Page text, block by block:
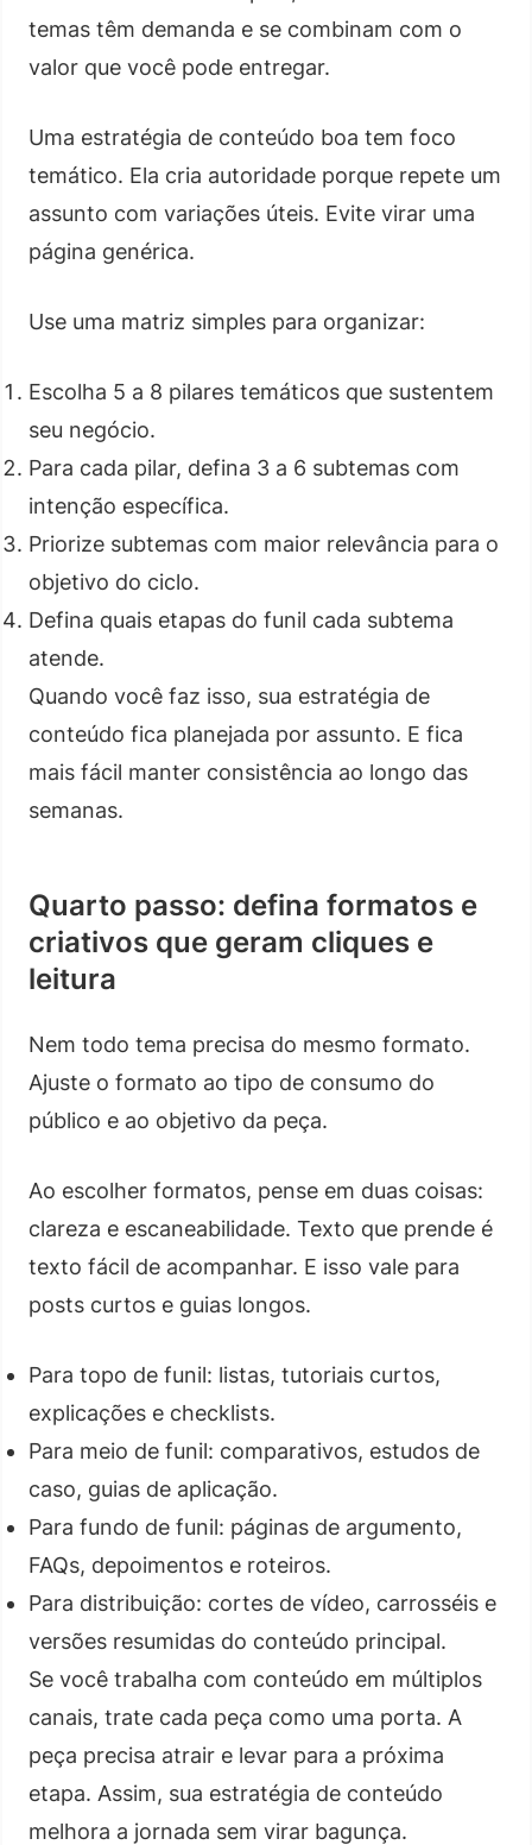
temas têm demanda e se combinam com o
valor que você pode entregar.
Uma estratégia de conteúdo boa tem foco
temático. Ela cria autoridade porque repete um
assunto com variações úteis. Evite virar uma
página genérica.
Use uma matriz simples para organizar:
Escolha 5 a 8 pilares temáticos que sustentem
seu negócio.
Para cada pilar, defina 3 a 6 subtemas com
intenção específica.
Priorize subtemas com maior relevância para o
objetivo do ciclo.
Defina quais etapas do funil cada subtema
atende.
Quando você faz isso, sua estratégia de
conteúdo fica planejada por assunto. E fica
mais fácil manter consistência ao longo das
semanas.
Quarto passo: defina formatos e
criativos que geram cliques e
leitura
Nem todo tema precisa do mesmo formato.
Ajuste o formato ao tipo de consumo do
público e ao objetivo da peça.
Ao escolher formatos, pense em duas coisas:
clareza e escaneabilidade. Texto que prende é
texto fácil de acompanhar. E isso vale para
posts curtos e guias longos.
Para topo de funil: listas, tutoriais curtos,
explicações e checklists.
Para meio de funil: comparativos, estudos de
caso, guias de aplicação.
Para fundo de funil: páginas de argumento,
FAQs, depoimentos e roteiros.
Para distribuição: cortes de vídeo, carrosséis e
versões resumidas do conteúdo principal.
Se você trabalha com conteúdo em múltiplos
canais, trate cada peça como uma porta. A
peça precisa atrair e levar para a próxima
etapa. Assim, sua estratégia de conteúdo
melhora a jornada sem virar bagunça.